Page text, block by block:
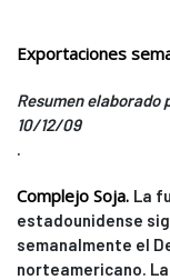
Exportaciones
Resumen elaborado
10/12/09
.
Complejo Soja. La
estadounidense
semanalmente el
norteamericano.